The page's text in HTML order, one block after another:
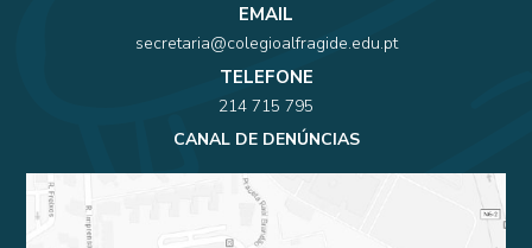
EMAIL
secretaria@colegioalfragide.edu.pt
TELEFONE
214 715 795
CANAL DE DENÚNCIAS